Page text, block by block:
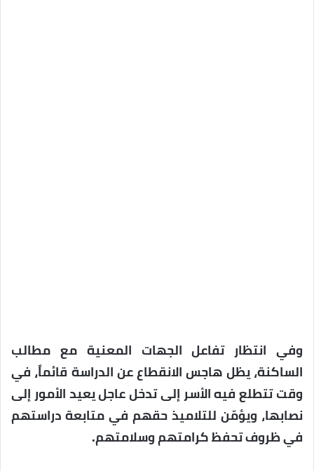
وفي انتظار تفاعل الجهات المعنية مع مطالب
الساكنة، يظل هاجس الانقطاع عن الدراسة قائماً، في
وقت تتطلع فيه الأسر إلى تدخل عاجل يعيد الأمور إلى
نصابها، ويؤمّن للتلاميذ حقهم في متابعة دراستهم
في ظروف تحفظ كرامتهم وسلامتهم.